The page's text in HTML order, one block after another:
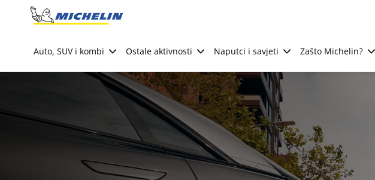
Go to page content
Auto, SUV i kombi Ostale aktivnosti Naputci i savjeti Zašto Michelin?